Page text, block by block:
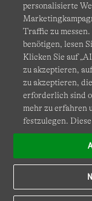
Cookies Ich
Site
Diese Website ist
personalisierte
Traffic zu
benötigen, lesen
Klicken Sie auf
zu akzeptieren,
zu akzeptieren,
erforderlich sind
mehr zu erfahren
festzulegen.